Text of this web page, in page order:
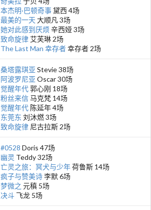
本杰明·巴顿奇事 黛西 4场
最美的一天 大顺凡 3场
她对此感到厌烦 辛西娅 3场
致命旋律艾芙琳 2场
The Last Man 幸存者幸存者 2场
桑塔露琪亚 Stevie 38场
阿波罗尼亚 Oscar 30场
觉醒年代郭心刚 18场
粉丝来信马克梵 14场
觉醒年代 陈延年 4场
东莞东 刘沐燃 3场
致命旋律 尼古拉斯 2场
#0528 Doris 47场
幽灵 Teddy 32场
亡灵之旅：冥犬与少年荷鲁斯 14场
疯子与赞美诗李默 6场
梦微之 元稹 5场
决斗 飞龙 5场